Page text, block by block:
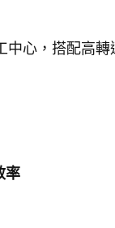
心，搭配高
率